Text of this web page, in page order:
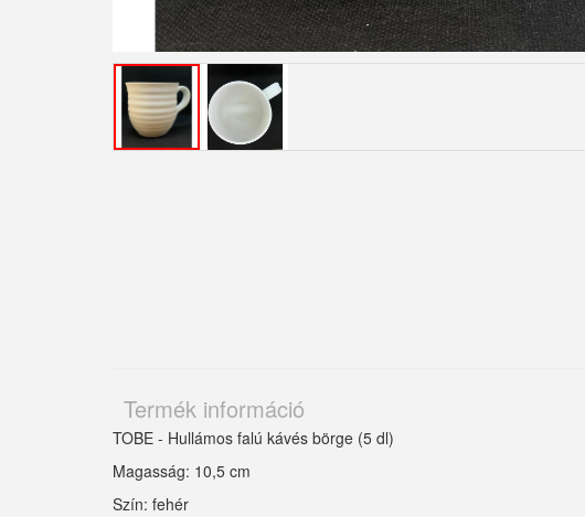
Termék információ
TOBE - Hullámos falú kávés börge (5 dl)
Magasság: 10,5 cm
Szín: fehér